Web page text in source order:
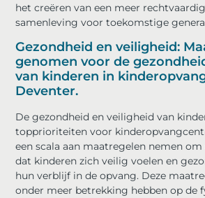
het creëren van een meer
samenleving voor toekomstige
Gezondheid en veiligheid:
genomen voor de
van kinderen in
Deventer.
De gezondheid en veiligheid van
topprioriteiten voor
een scala aan maatregelen nemen
dat kinderen zich veilig voelen en
hun verblijf in de opvang. Deze
onder meer betrekking hebben op de